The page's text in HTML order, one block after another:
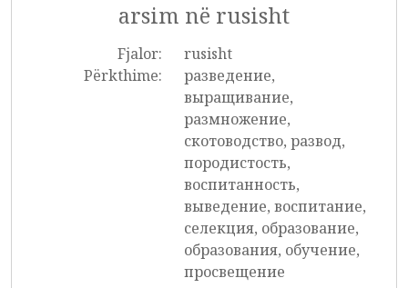
arsim në rusisht
Fjalor:
rusisht
Përkthime:
разведение,
выращивание,
размножение,
скотоводство, развод,
породистость,
воспитанность,
выведение, воспитание,
селекция, образование,
образования, обучение,
просвещение